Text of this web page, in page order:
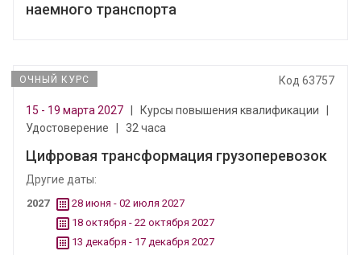
наемного транспорта
ОЧНЫЙ КУРС Код 63757
15 - 19 марта 2027 Курсы повышения квалификации
Удостоверение
32 часа
Цифровая трансформация грузоперевозок
Другие даты:
2027
28 июня - 02 июля 2027
18 октября - 22 октября 2027
13 декабря - 17 декабря 2027